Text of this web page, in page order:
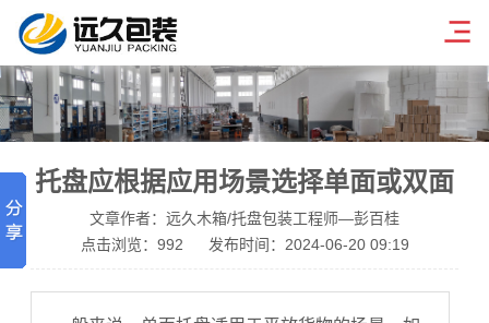
托盘应根据应用场景选择单面或双面
文章作者：远久木箱/托盘包装工程师—彭百桂
点击浏览： 992 发布时间：2024-06-20 09:19